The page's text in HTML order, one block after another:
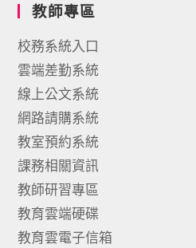
教師專區
校務系統入口
雲端差勤系統
線上公文系統
網路請購系統
教室預約系統
課務相關資訊
教師研習專區
教育雲端硬碟
教育雲電子信箱